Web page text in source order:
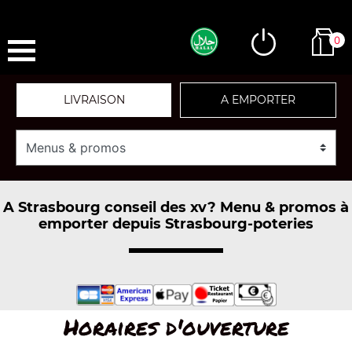
0
LIVRAISON A EMPORTER
A Strasbourg conseil des xv? Menu & promos à
emporter depuis Strasbourg-poteries
Horaires d'ouverture